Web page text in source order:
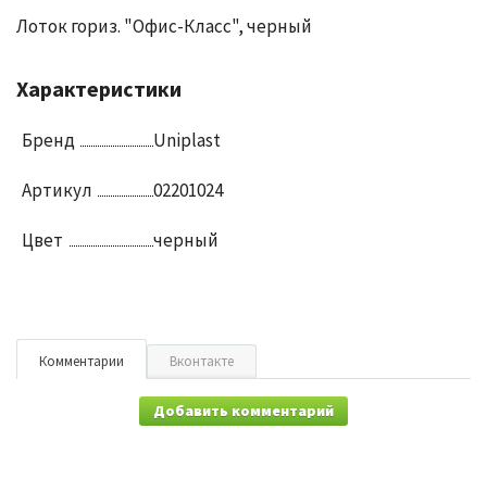
Лоток гориз. "Офис-Класс", черный
Характеристики
Бренд Uniplast
Артикул 02201024
Цвет черный
Комментарии Вконтакте
Добавить комментарий